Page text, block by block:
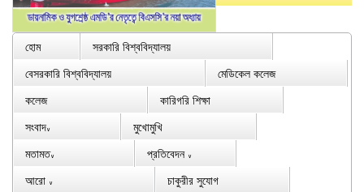
হোম
সরকারি বিশ্ববিদ্যালয়
বেসরকারি বিশ্ববিদ্যালয়
মেডিকেল কলেজ
কলেজ
কারিগরি শিক্ষা
সংবাদ∨
মুখোমুখি
মতামত∨ প্রতিবেদন ∨
আরো ∨
চাকুরীর সুযোগ